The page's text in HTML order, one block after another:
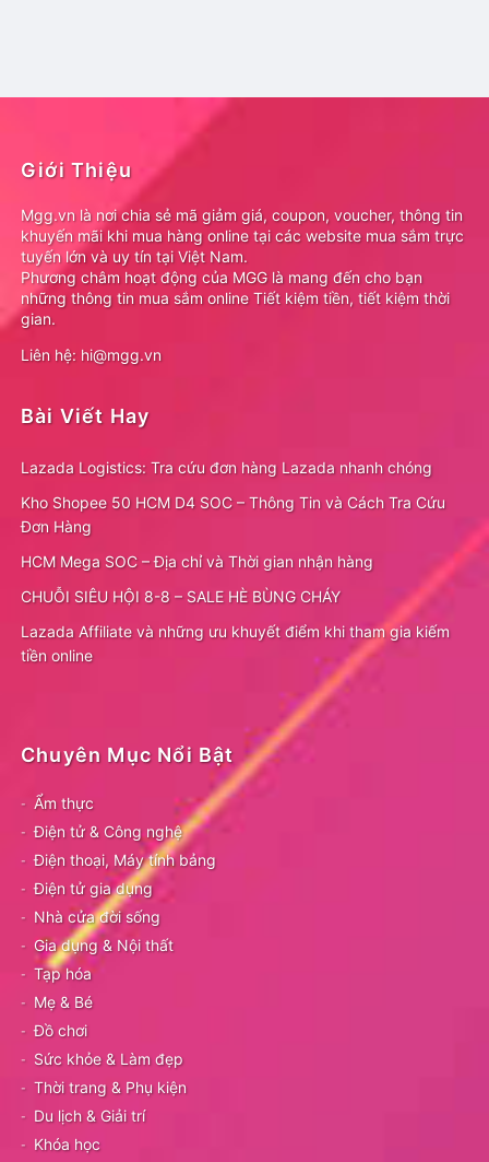
Giới Thiệu
Mgg.vn là nơi chia sẻ mã giảm giá, coupon, voucher, thông tin
khuyến mãi khi mua hàng online tại các website mua sắm trực
tuyến lớn và uy tín tại Việt Nam.
Phương châm hoạt động của MGG là mang đến cho bạn
những thông tin mua sắm online Tiết kiệm tiền, tiết kiệm thời
gian.
Liên hệ: hi@mgg.vn
Bài Viết Hay
Lazada Logistics: Tra cứu đơn hàng Lazada nhanh chóng
Kho Shopee 50 HCM D4 SOC – Thông Tin và Cách Tra Cứu
Đơn Hàng
HCM Mega SOC – Địa chỉ và Thời gian nhận hàng
CHUỖI SIÊU HỘI 8-8 – SALE HÈ BÙNG CHÁY
Lazada Affiliate và những ưu khuyết điểm khi tham gia kiếm
tiền online
Chuyên Mục Nổi Bật
Ẩm thực
Điện tử & Công nghệ
Điện thoại, Máy tính bảng
Điện tử gia dụng
Nhà cửa đời sống
Gia dụng & Nội thất
Tạp hóa
Mẹ & Bé
Đồ chơi
Sức khỏe & Làm đẹp
Thời trang & Phụ kiện
Du lịch & Giải trí
Khóa học